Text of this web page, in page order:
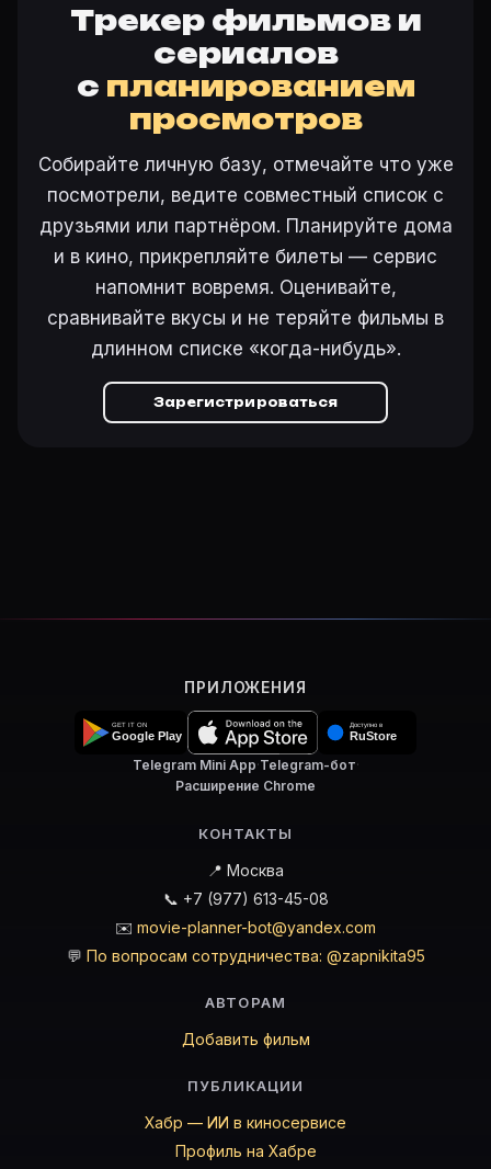
Трекер фильмов и
сериалов
с планированием
просмотров
Собирайте личную базу, отмечайте что уже
посмотрели, ведите совместный список с
друзьями или партнёром. Планируйте дома
и в кино, прикрепляйте билеты — сервис
напомнит вовремя. Оценивайте,
сравнивайте вкусы и не теряйте фильмы в
длинном списке «когда-нибудь».
Зарегистрироваться
ПРИЛОЖЕНИЯ
Telegram Mini App·Telegram-бот·
Расширение Chrome
КОНТАКТЫ
📍 Москва
📞 +7 (977) 613-45-08
✉️ movie-planner-bot@yandex.com
💬 По вопросам сотрудничества: @zapnikita95
АВТОРАМ
Добавить фильм
ПУБЛИКАЦИИ
Хабр — ИИ в киносервисе
Профиль на Хабре